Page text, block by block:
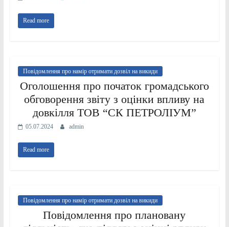
Read more
Повідомлення про намір отримати дозвіл на викиди
Оголошення про початок громадського
обговорення звіту з оцінки впливу на
довкілля ТОВ “СК ПЕТРОЛІУМ”
05.07.2024 admin
Read more
Повідомлення про намір отримати дозвіл на викиди
Повідомлення про плановану